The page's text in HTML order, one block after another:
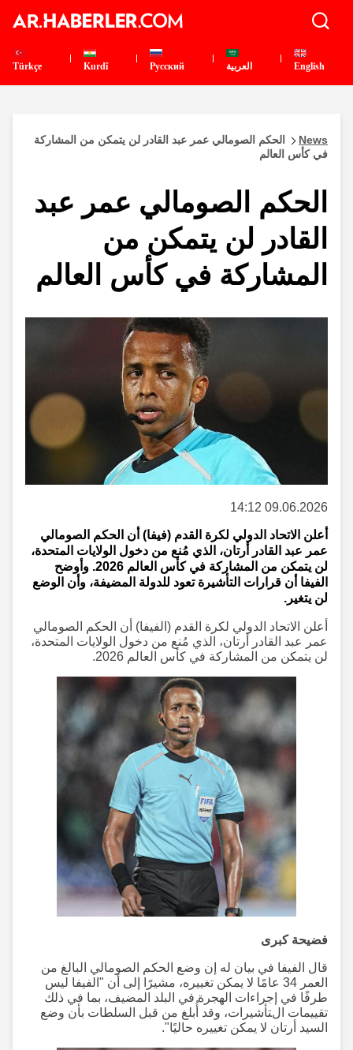
English العربية Pусский
Kurdî
Türkçe
News
الحكم الصومالي عمر عبد القادر لن يتمكن من المشاركة
في كأس العالم
الحكم الصومالي عمر عبد
القادر لن يتمكن من
المشاركة في كأس العالم
09.06.2026 14:12
أعلن الاتحاد الدولي لكرة القدم (فيفا) أن الحكم الصومالي
عمر عبد القادر أرتان، الذي مُنع من دخول الولايات المتحدة،
لن يتمكن من المشاركة في كأس العالم 2026. وأوضح
الفيفا أن قرارات التأشيرة تعود للدولة المضيفة، وأن الوضع
لن يتغير.
أعلن الاتحاد الدولي لكرة القدم (الفيفا) أن الحكم الصومالي
عمر عبد القادر أرتان، الذي مُنع من دخول الولايات المتحدة،
لن يتمكن من المشاركة في كأس العالم 2026.
فضيحة كبرى
قال الفيفا في بيان له إن وضع الحكم الصومالي البالغ من
العمر 34 عامًا لا يمكن تغييره، مشيرًا إلى أن "الفيفا ليس
طرفًا في إجراءات الهجرة في البلد المضيف، بما في ذلك
تقييمات التأشيرات، وقد أُبلغ من قبل السلطات بأن وضع
السيد أرتان لا يمكن تغييره حاليًا".